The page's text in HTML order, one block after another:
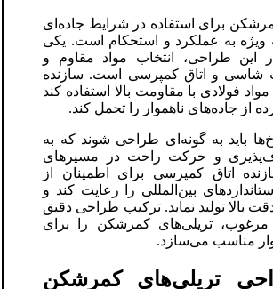
برای استفاده در شرایط جاده‌ای
ویژه به عملکرد و استحکام است. یکی
این طراحی، انتخاب مواد مقاوم و
شاسی و اتاق کمپرسی است. سازنده
فولادی با مقاومت بالا استفاده کند
از جاده‌های ناهموار را تحمل کند.
باید به گونه‌ای طراحی شوند که به
و حرکت راحت در مسیرهای
اتاق کمپرسی برای اطمینان از
بین‌المللی را رعایت کند و
بالا تولید نماید. ترکیب طراحی دقیق
مرغوب، تریلی‌های کمرشکن را برای
مناسب می‌سازد.
تریلی‌های کمرشکن